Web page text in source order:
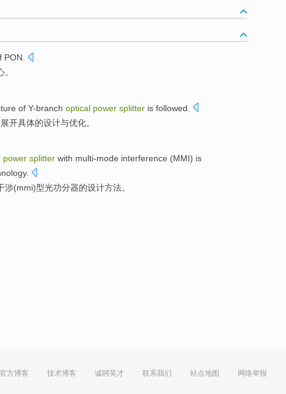
PON
。
of Y-branch optical power splitter is followed
展开具体的设计与优化。
power splitter with multi-mode interference (MMI) is
.
涉(mmi)型光功分器的设计方法。
官方博客 技术博客 诚聘英才 联系我们 站点地图 网络举报